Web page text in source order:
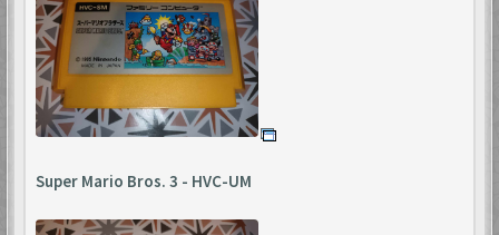
Super Mario Bros. 3 - HVC-UM